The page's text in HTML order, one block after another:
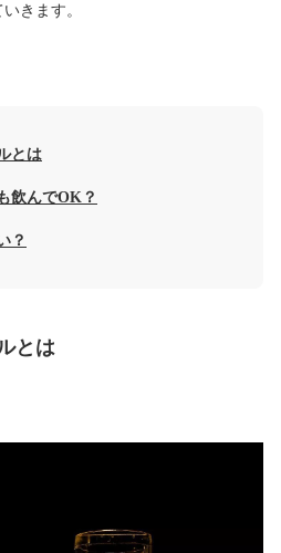
きます。
とは
飲んでOK？
？
とは